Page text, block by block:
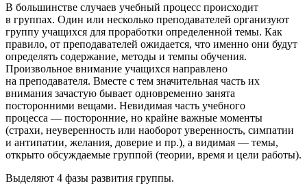
В большинстве случаев учебный процесс происходит
в группах. Один или несколько преподавателей организуют
группу учащихся для проработки определенной темы. Как
правило, от преподавателей ожидается, что именно они будут
определять содержание, методы и темпы обучения.
Произвольное внимание учащихся направлено
на преподавателя. Вместе с тем значительная часть их
внимания зачастую бывает одновременно занята
посторонними вещами. Невидимая часть учебного
процесса — посторонние, но крайне важные моменты
(страхи, неуверенность или наоборот уверенность, симпатии
и антипатии, желания, доверие и пр.), а видимая — темы,
открыто обсуждаемые группой (теории, время и цели работы).
Выделяют 4 фазы развития группы.